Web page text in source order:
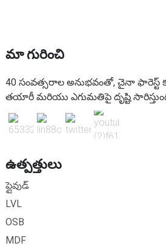
మా గురించి
40 సంవత్సరాల అనుభవంతో, చైనా ఫారెస్ట్
తయారీ మరియు ఎగుమతిపై దృష్టి
ఉత్పత్తులు
ప్లైవుడ్
LVL
OSB
MDF